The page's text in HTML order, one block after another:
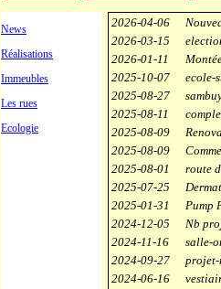
News
Réalisations
Immeubles
Les rues
Ecologie
2026-04-06
2026-03-15
2026-01-11
2025-10-07
ecole-
2025-08-27
2025-08-11
2025-08-09
2025-08-09
2025-08-01
route
2025-07-25
2025-01-31
Pump
2024-12-05
Nb
2024-11-16
salle-
2024-09-27
projet-
2024-06-16